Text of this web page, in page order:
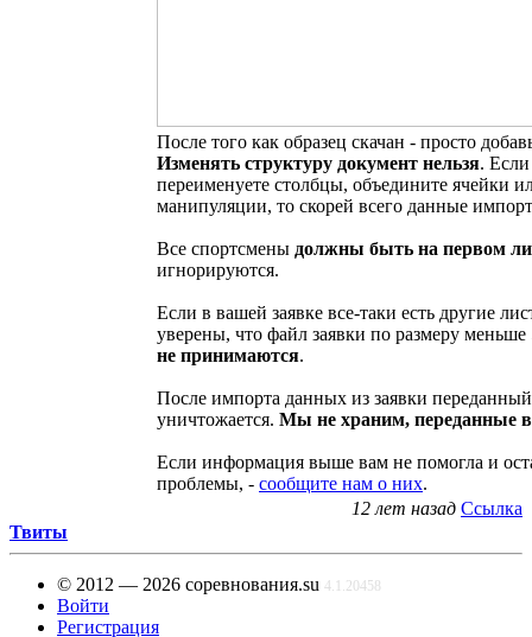
После того как образец скачан - просто
Изменять структуру документ нельзя.
переименуете столбцы, объедините ячейки
манипуляции, то скорей всего данные
Все спортсмены должны быть на первом
игнорируются.
Если в вашей заявке все-таки есть другие
уверены, что файл заявки по размеру
не принимаются.
После импорта данных из заявки
уничтожается. Мы не храним, переданные
Если информация выше вам не помогла и
проблемы, - сообщите нам о них.
12 лет назад Ссылка
Твиты
© 2012 — 2026 соревнования.su 4.1.20458
Войти
Регистрация